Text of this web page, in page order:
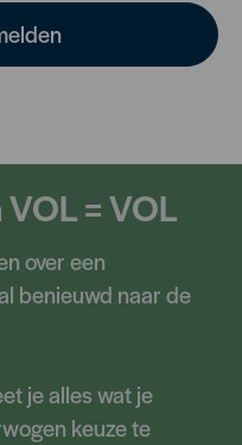
= VOL
over een
benieuwd naar de
je alles wat je
keuze te